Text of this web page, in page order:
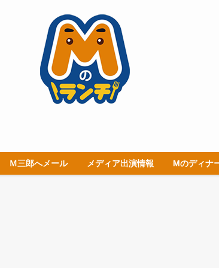
Ｍ三郎へメール メディア出演情報 Mのディナ